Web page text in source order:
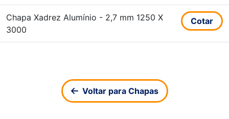
Chapa Xadrez Alumínio - 2,7 mm 1250 X
3000
Cotar
Voltar para Chapas